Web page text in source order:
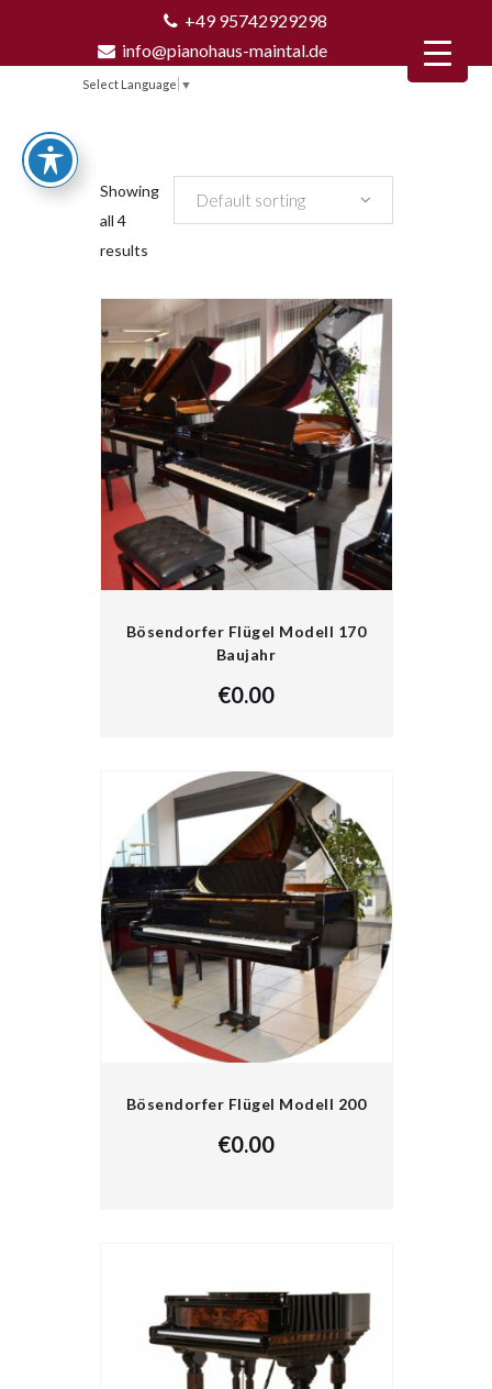
+49 95742929298
info@pianohaus-maintal.de
Select Language ▼
Showing
all 4
results
Default sorting
Bösendorfer Flügel Modell 170
Baujahr
€0.00
Bösendorfer Flügel Modell 200
€0.00